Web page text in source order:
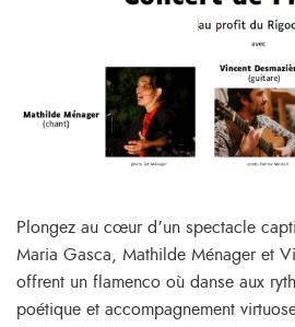
Plongez au cœur d’un spectacle
Maria Gasca, Mathilde Ménager et
offrent un flamenco où danse aux
poétique et accompagnement